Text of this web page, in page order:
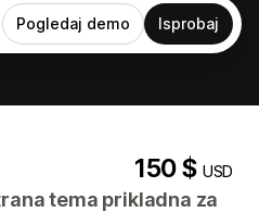
Pogledaj demo Isprobaj
150 $USD
tema prikladna za